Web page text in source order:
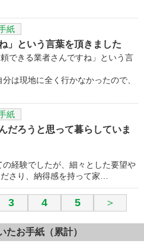
紙
」という言葉を頂きました
できる業者さんですね」という言
は現地に全く行かなかったので、
紙
だろうと思って暮らしていま
経験でしたが、細々とした要望や
さり、納得感を持って家…
3 4 5 ＞
たお手紙（累計）